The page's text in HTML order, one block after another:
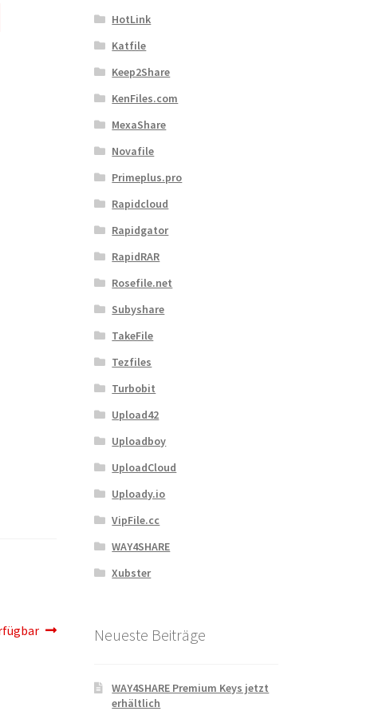
HotLink
Katfile
Keep2Share
KenFiles.com
MexaShare
Novafile
Primeplus.pro
Rapidcloud
Rapidgator
RapidRAR
Rosefile.net
Subyshare
TakeFile
Tezfiles
Turbobit
Upload42
Uploadboy
UploadCloud
Uploady.io
VipFile.cc
WAY4SHARE
Xubster
Neueste Beiträge
WAY4SHARE Premium Keys jetzt
erhältlich